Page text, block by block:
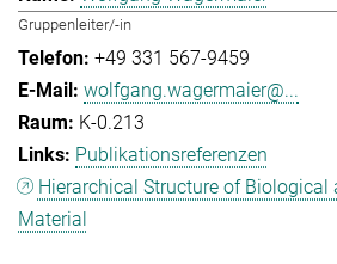
Gruppenleiter/-in
+49 331 567-9459
wolfgang.wagermaier@...
K-0.213
Publikationsreferenzen
Hierarchical Structure of
Material